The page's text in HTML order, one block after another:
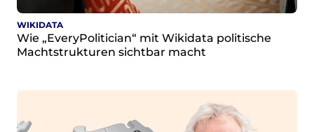
Strategie und Ziele
Ansprechpartner*innen
Jahresberichte
Transparenz
Presse
Suchanfrage
WIKIDATA
Wie „EveryPolitician“ mit Wikidata politische
Machtstrukturen sichtbar macht